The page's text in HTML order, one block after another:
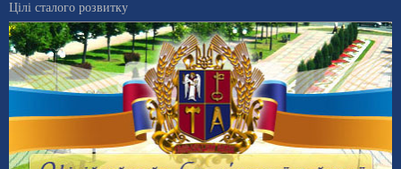
Цілі сталого розвитку